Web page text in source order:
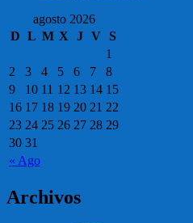
agosto 2026
D L M X J V S
« Ago
1
2
3 4 5 6 7
8
9
10 11 12 13 14 15
16 17 18 19 20 21 22
23 24 25 26 27 28 29
30 31
Archivos